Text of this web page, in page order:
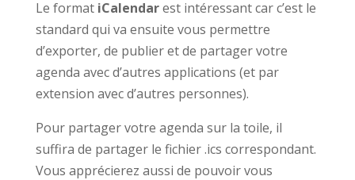
Le format iCalendarest intéressant car c’est le
standard qui va ensuite vous permettre
d’exporter, de publier et de partager votre
agenda avec d’autres applications (et par
extension avec d’autres personnes).
Pour partager votre agenda sur la toile, il
suffira de partager le fichier .ics correspondant.
Vous apprécierez aussi de pouvoir vous